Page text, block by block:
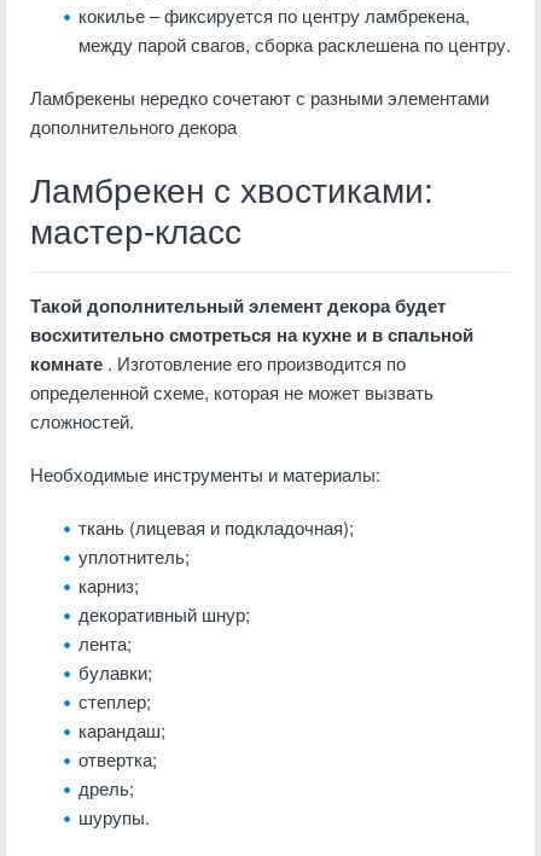
кокилье – фиксируется по центру ламбрекена,
между парой свагов, сборка расклешена по центру.
Ламбрекены нередко сочетают с разными элементами
дополнительного декора
Ламбрекен с хвостиками:
мастер-класс
Такой дополнительный элемент декора будет
восхитительно смотреться на кухне и в спальной
комнате . Изготовление его производится по
определенной схеме, которая не может вызвать
сложностей.
Необходимые инструменты и материалы:
ткань (лицевая и подкладочная);
уплотнитель;
карниз;
декоративный шнур;
лента;
булавки;
степлер;
карандаш;
отвертка;
дрель;
шурупы.